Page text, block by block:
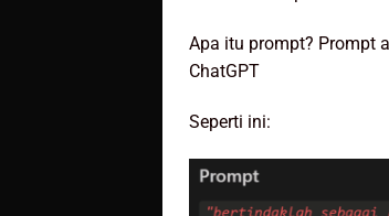
Apa itu prompt? Prompt
ChatGPT
Seperti ini: